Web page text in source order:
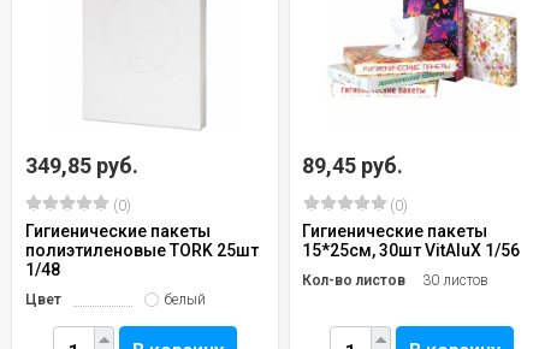
349,85 руб.
(0)
Гигиенические пакеты
полиэтиленовые TORK 25шт
1/48
Цвет белый
89,45 руб.
(0)
Гигиенические пакеты
15*25см, 30шт VitAluX 1/56
Кол-во листов 30 листов